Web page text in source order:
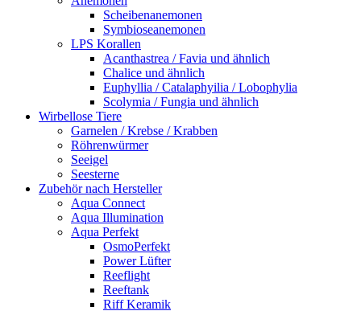
Scheibenanemonen
Symbioseanemonen
LPS Korallen
Acanthastrea / Favia und ähnlich
Chalice und ähnlich
Euphyllia / Catalaphyilia / Lobophylia
Scolymia / Fungia und ähnlich
Wirbellose Tiere
Garnelen / Krebse / Krabben
Röhrenwürmer
Seeigel
Seesterne
Zubehör nach Hersteller
Aqua Connect
Aqua Illumination
Aqua Perfekt
OsmoPerfekt
Power Lüfter
Reeflight
Reeftank
Riff Keramik